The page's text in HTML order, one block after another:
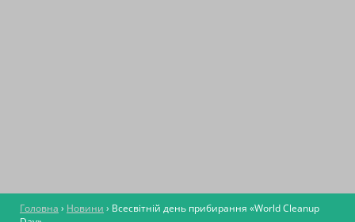
Головна › Новини › Всесвітній день прибирання «World Cleanup